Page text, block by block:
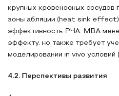
крупных кровеносных сосудов
зоны абляции (heat sink
эффективность РЧА. МВА
эффекту, но также требует
моделировании in vivo условий
4.2. Перспективы развития